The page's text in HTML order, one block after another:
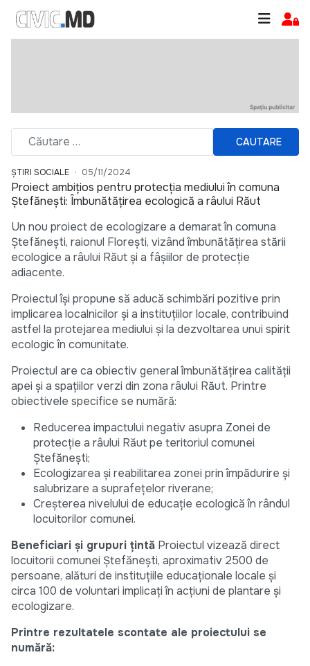
CAUTARE
ȘTIRI SOCIALE 05/11/2024
Proiect ambițios pentru protecția mediului în comuna
Ștefănești: Îmbunătățirea ecologică a râului Răut
Un nou proiect de ecologizare a demarat în comuna
Ștefănești, raionul Florești, vizând îmbunătățirea stării
ecologice a râului Răut și a fâșiilor de protecție
adiacente.
Proiectul își propune să aducă schimbări pozitive prin
implicarea localnicilor și a instituțiilor locale, contribuind
astfel la protejarea mediului și la dezvoltarea unui spirit
ecologic în comunitate.
Proiectul are ca obiectiv general îmbunătățirea calității
apei și a spațiilor verzi din zona râului Răut. Printre
obiectivele specifice se numără:
Reducerea impactului negativ asupra Zonei de
protecție a râului Răut pe teritoriul comunei
Ștefănești;
Ecologizarea și reabilitarea zonei prin împădurire și
salubrizare a suprafețelor riverane;
Creșterea nivelului de educație ecologică în rândul
locuitorilor comunei.
Beneficiari și grupuri țintă Proiectul vizează direct
locuitorii comunei Ștefănești, aproximativ 2500 de
persoane, alături de instituțiile educaționale locale și
circa 100 de voluntari implicați în acțiuni de plantare și
ecologizare.
Printre rezultatele scontate ale proiectului se
numără: